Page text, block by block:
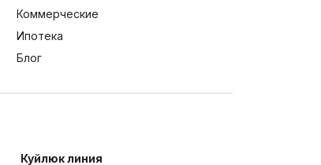
Коммерческие
Ипотека
Блог
Куйлюк линия